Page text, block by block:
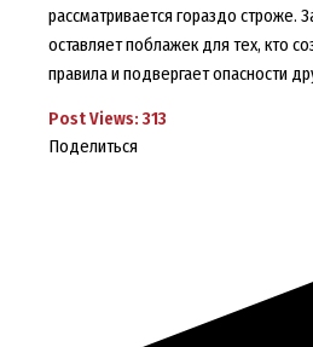
рассматривается гораздо строже.
оставляет поблажек для тех, кто
правила и подвергает опасности
Post Views: 313
Поделиться